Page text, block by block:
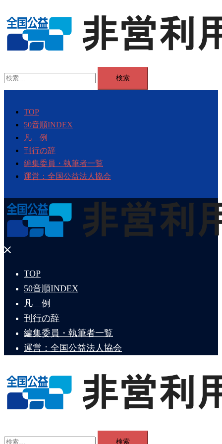
ン
テ
へ
検
索:
TOP
50音順INDEX
凡 例
刊行の辞
編集委員・執筆者一覧
運営：全国公益法人協会
メ
TOP
50音順INDEX
凡 例
刊行の辞
編集委員・執筆者一覧
運営：全国公益法人協会
グ
検